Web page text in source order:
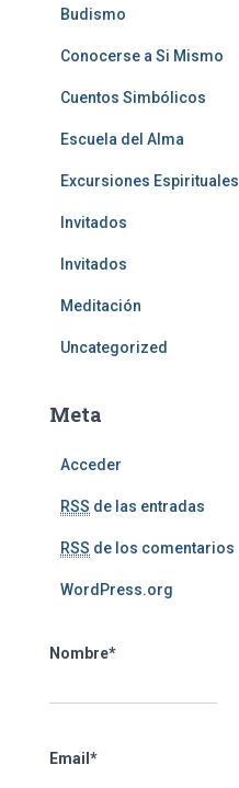
Budismo
Conocerse a Si Mismo
Cuentos Simbólicos
Escuela del Alma
Excursiones Espirituales
Invitados
Invitados
Meditación
Uncategorized
Meta
Acceder
RSS de las entradas
RSS de los comentarios
WordPress.org
Nombre*
Email*